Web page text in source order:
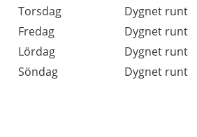
Torsdag
Dygnet runt
Fredag
Dygnet runt
Lördag
Dygnet runt
Söndag
Dygnet runt